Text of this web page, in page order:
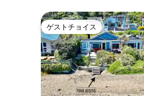
ゲストチョイス
ゲストチョイス